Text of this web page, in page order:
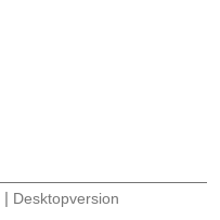
| Desktopversion